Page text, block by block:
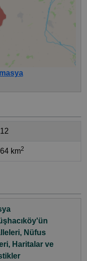
km2
Nüfus
Haritalar ve